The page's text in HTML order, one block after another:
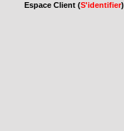
Espace Client (S'identifier)